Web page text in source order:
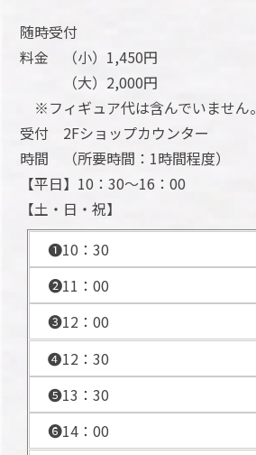
随時受付
料金 （小）1,450円
（大）2,000円
※フィギュア代は含んでいません。
受付 2Fショップカウンター
時間 （所要時間：1時間程度）
【平日】10：30～16：00
【土・日・祝】
❶10：30
❷11：00
❸12：00
❹12：30
❺13：30
❻14：00